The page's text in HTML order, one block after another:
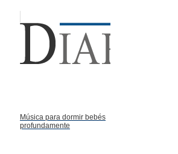
Música para dormir bebés
profundamente